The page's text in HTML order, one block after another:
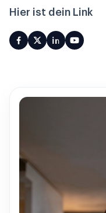
Hier ist dein Link